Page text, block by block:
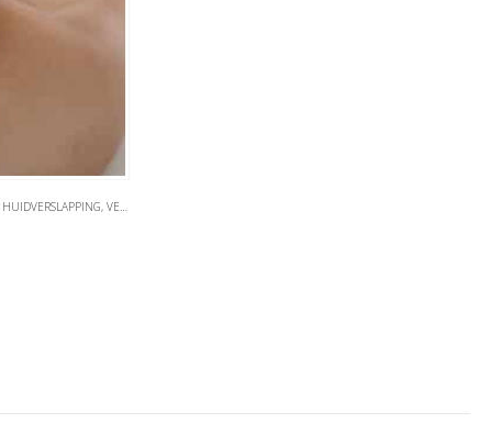
NA ZWANGERSCHAP,OEDEEM | LIP - & LYMFOEDEEM
HUIDVERSLAPPING, VENUS LEGACY | MP2